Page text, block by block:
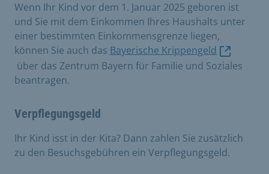
Wenn Ihr Kind vor dem 1. Januar 2025 geboren ist
und Sie mit dem Einkommen Ihres Haushalts unter
einer bestimmten Einkommensgrenze liegen,
können Sie auch das Bayerische Krippengeld
über das Zentrum Bayern für Familie und Soziales
beantragen.
Verpflegungsgeld
Ihr Kind isst in der Kita? Dann zahlen Sie zusätzlich
zu den Besuchsgebühren ein Verpflegungsgeld.